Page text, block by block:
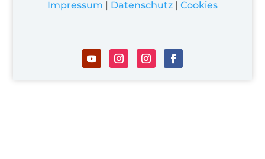
Impressum | Datenschutz | Cookies